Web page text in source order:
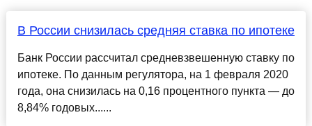
В России снизилась средняя ставка по ипотеке
Банк России рассчитал средневзвешенную ставку по
ипотеке. По данным регулятора, на 1 февраля 2020
года, она снизилась на 0,16 процентного пункта — до
8,84% годовых......